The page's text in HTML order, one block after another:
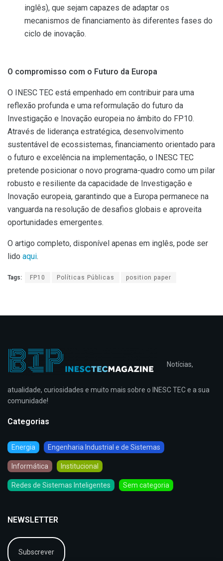
inglês), que sejam capazes de adaptar os
mecanismos de financiamento às diferentes fases do
ciclo de inovação.
O compromisso com o Futuro da Europa
O INESC TEC está empenhado em contribuir para uma
reflexão profunda e uma reformulação do futuro da
Investigação e Inovação europeia no âmbito do FP10.
Através de liderança estratégica, desenvolvimento
sustentável de ecossistemas, financiamento orientado para
o futuro e excelência na implementação, o INESC TEC
pretende posicionar o novo programa-quadro como um pilar
robusto e resiliente da capacidade de Investigação e
Inovação europeia, garantindo que a Europa permanece na
vanguarda na resolução de desafios globais e aproveita
oportunidades emergentes.
O artigo completo, disponível apenas em inglês, pode ser
lido aqui.
Tags: FP10 Políticas Públicas position paper
Notícias,
atualidade, curiosidades e muito mais sobre o INESC TEC e a sua
comunidade!
Categorias
Energia Engenharia Industrial e de Sistemas
Informática Institucional
Redes de Sistemas Inteligentes Sem categoria
NEWSLETTER
Subscrever